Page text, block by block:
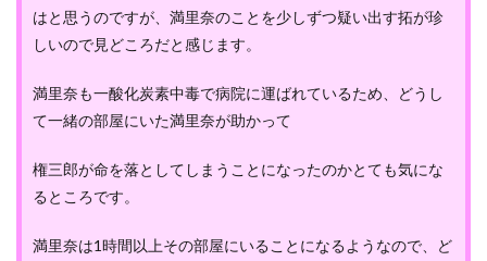
はと思うのですが、満里奈のことを少しずつ疑い出す拓が珍
しいので見どころだと感じます。
満里奈も一酸化炭素中毒で病院に運ばれているため、どうし
て一緒の部屋にいた満里奈が助かって
権三郎が命を落としてしまうことになったのかとても気にな
るところです。
満里奈は1時間以上その部屋にいることになるようなので、ど